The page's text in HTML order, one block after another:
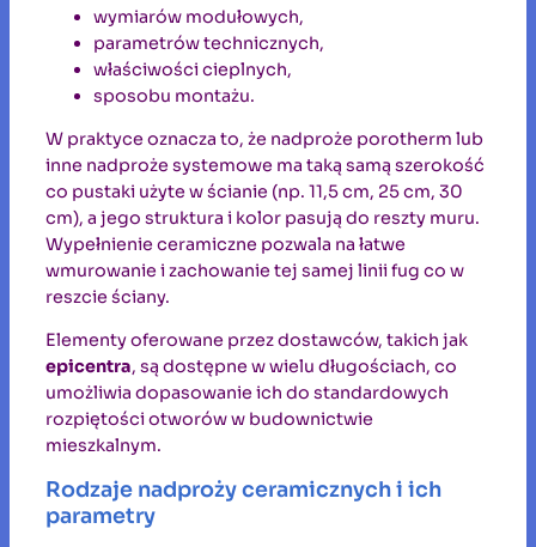
wymiarów modułowych,
parametrów technicznych,
właściwości cieplnych,
sposobu montażu.
W praktyce oznacza to, że nadproże porotherm lub
inne nadproże systemowe ma taką samą szerokość
co pustaki użyte w ścianie (np. 11,5 cm, 25 cm, 30
cm), a jego struktura i kolor pasują do reszty muru.
Wypełnienie ceramiczne pozwala na łatwe
wmurowanie i zachowanie tej samej linii fug co w
reszcie ściany.
Elementy oferowane przez dostawców, takich jak
epicentra, są dostępne w wielu długościach, co
umożliwia dopasowanie ich do standardowych
rozpiętości otworów w budownictwie
mieszkalnym.
Rodzaje nadproży ceramicznych i ich
parametry